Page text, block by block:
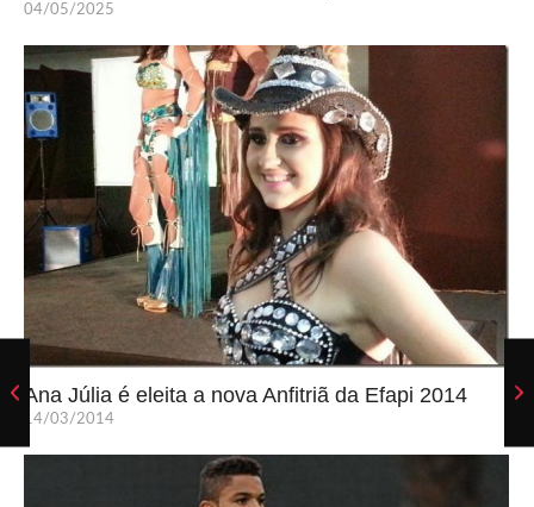
04/05/2025
Ana Júlia é eleita a nova Anfitriã da Efapi 2014
14/03/2014